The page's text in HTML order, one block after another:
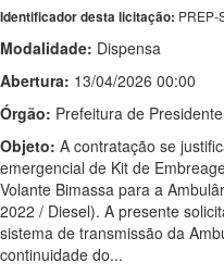
Identificador desta licitação: PREP-
Modalidade: Dispensa
Abertura: 13/04/2026 00:00
Órgão: Prefeitura de
Objeto: A contratação se
emergencial de Kit de
Volante Bimassa para a
2022 / Diesel). A presente
sistema de transmissão da
continuidade do...